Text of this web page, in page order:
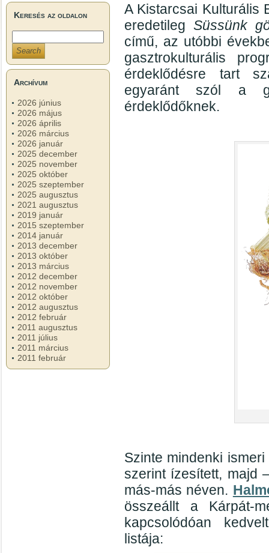
Keresés az oldalon
Archívum
2026 június
2026 május
2026 április
2026 március
2026 január
2025 december
2025 november
2025 október
2025 szeptember
2025 augusztus
2021 augusztus
2019 január
2015 szeptember
2014 január
2013 december
2013 október
2013 március
2012 december
2012 november
2012 október
2012 augusztus
2012 február
2011 augusztus
2011 július
2011 március
2011 február
A Kistarcsai Kulturális
eredetileg Süssünk
című, az utóbbi
gasztrokulturális
érdeklődésre tart
egyaránt szól a
érdeklődőknek.
Szinte mindenki
szerint ízesített, majd
más-más néven.
összeállt a Kárpát-
kapcsolódóan
listája: